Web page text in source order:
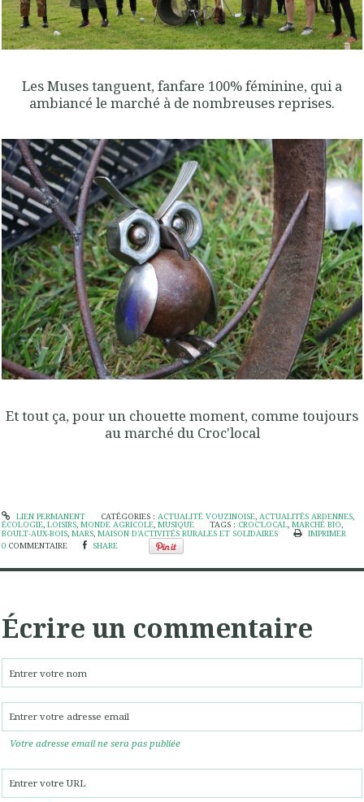
Les Muses tanguent, fanfare 100% féminine, qui a
ambiancé le marché à de nombreuses reprises.
Et tout ça, pour un chouette moment, comme toujours
au marché du Croc'local
LIEN PERMANENT CATÉGORIES : ACTUALITÉ VOUZINOISE, ACTUALITÉS ARDENNES,
ÉCOLOGIE, LOISIRS, MONDE AGRICOLE, MUSIQUE TAGS : CROC'LOCAL,MARCHÉ BIO,
BOULT-AUX-BOIS, MARS, MAISON D'ACTIVITÉS RURALES ET SOLIDAIRES
IMPRIMER
0 COMMENTAIRE SHARE
Écrire un commentaire
Votre adresse email ne sera pas publiée